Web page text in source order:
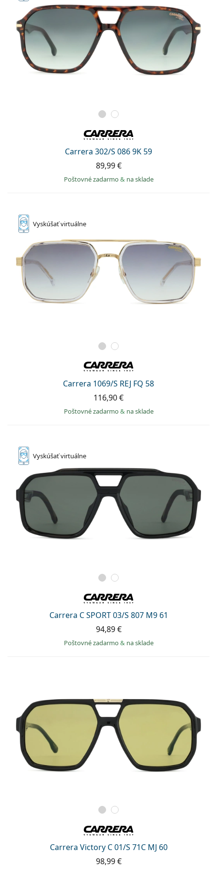
Carrera 302/S 086 9K 59
89,99 €
Poštovné zadarmo& na sklade
Vyskúšaťvirtuálne
Carrera 1069/S REJ FQ 58
116,90 €
Poštovné zadarmo& na sklade
Vyskúšaťvirtuálne
Carrera C SPORT 03/S 807 M9 61
94,89 €
Poštovné zadarmo& na sklade
Carrera Victory C 01/S 71C MJ 60
98,99 €